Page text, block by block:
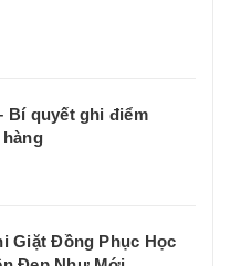
Bí quyết ghi điểm
Giặt Đồng Phục Học